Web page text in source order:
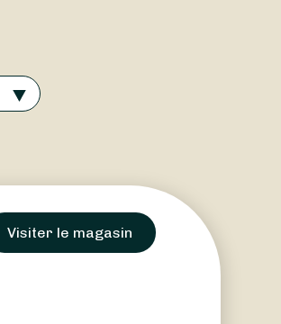
Visiter le magasin